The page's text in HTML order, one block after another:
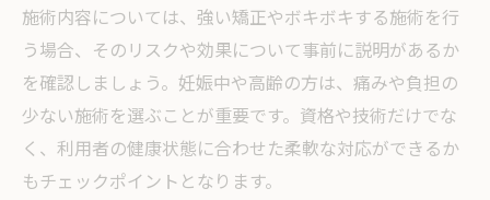
施術内容については、強い矯正やボキボキする施術を行
う場合、そのリスクや効果について事前に説明があるか
を確認しましょう。妊娠中や高齢の方は、痛みや負担の
少ない施術を選ぶことが重要です。資格や技術だけでな
く、利用者の健康状態に合わせた柔軟な対応ができるか
もチェックポイントとなります。